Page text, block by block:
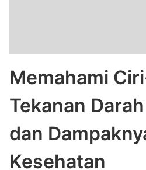
Memahami
Tekanan
dan
Kesehatan